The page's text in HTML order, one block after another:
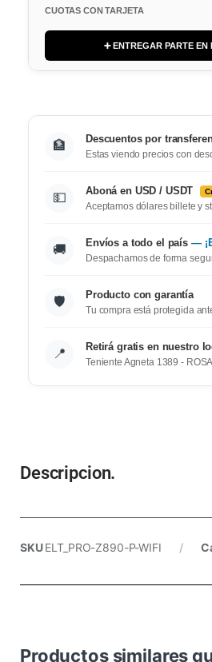
CUOTAS CON TARJETA
➕ ENTREGAR PARTE EN
🏦 Descuentos por
Estas viendo precios con
💵 Aboná en USD / USDT
Aceptamos dólares billete y
🚚 Envíos a todo el país —
Despachamos de forma
🛡️ Producto con garantía
Tu compra está protegida
📍 Retirá gratis en nuestro
Teniente Agneta 1389 -
Descripcion.
SKUELT_PRO-Z890-P-WIFI
Productos similares